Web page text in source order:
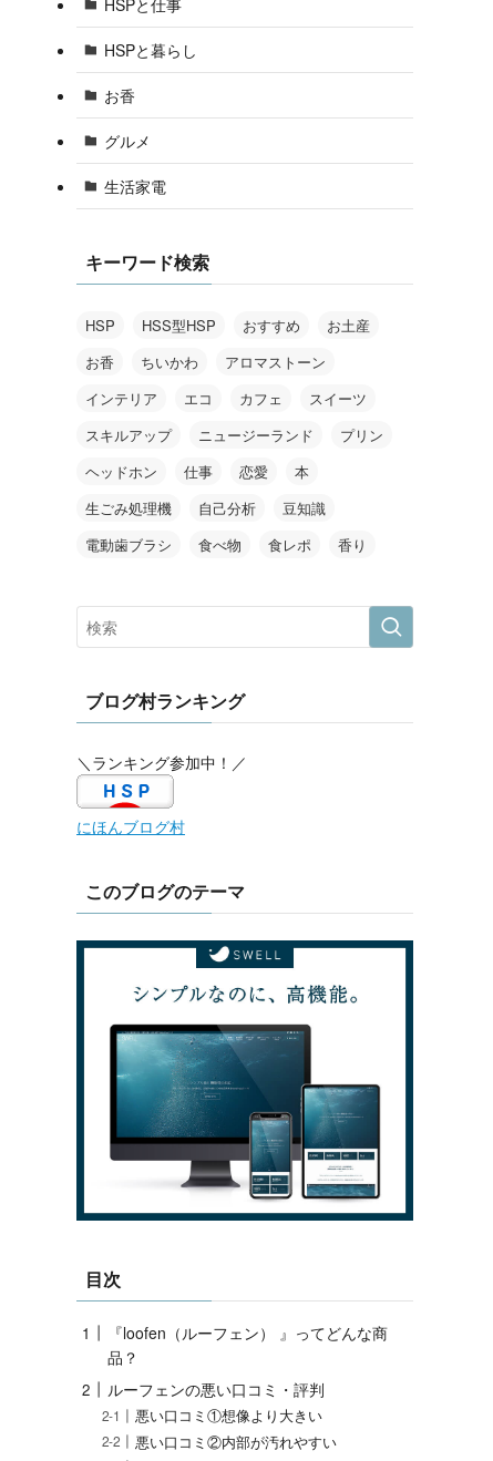
HSPと暮らし
お香
グルメ
生活家電
キーワード検索
HSP HSS型HSP おすすめ
お土産
お香
ちいかわ
アロマストーン
インテリア
エコ カフェ
スイーツ
スキルアップ
ニュージーランド
プリン
ヘッドホン
仕事 恋愛
本
生ごみ処理機
自己分析
豆知識
電動歯ブラシ
食べ物 食レポ 香り
ブログ村ランキング
＼ランキング参加中！／
にほんブログ村
このブログのテーマ
目次
『loofen（ルーフェン） 』ってどんな商
品？
ルーフェンの悪い口コミ・評判
悪い口コミ①想像より大きい
悪い口コミ②内部が汚れやすい